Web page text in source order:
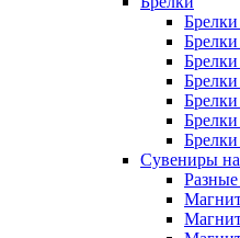
Сувениры